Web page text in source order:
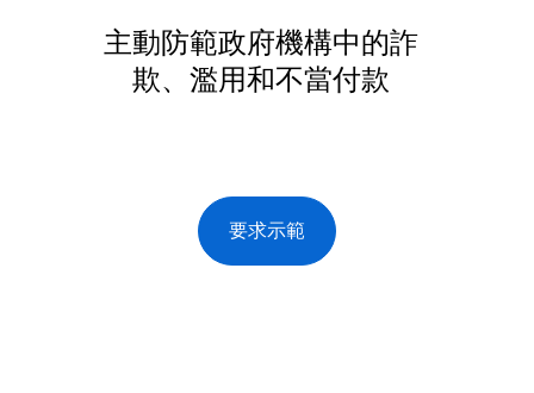
主動防範政府機構中的詐
欺、濫用和不當付款
要求示範